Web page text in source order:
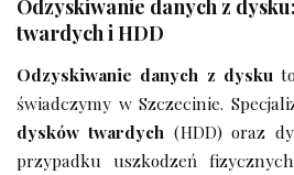
Odzyskiwanie danych z
twardych i HDD
Odzyskiwanie danych z dysku
świadczymy w Szczecinie.
dysków twardych (HDD) oraz
przypadku uszkodzeń